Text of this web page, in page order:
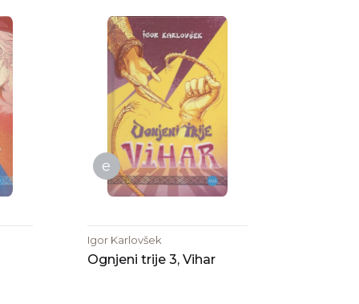
e
Igor Karlovšek
Ognjeni trije 3, Vihar